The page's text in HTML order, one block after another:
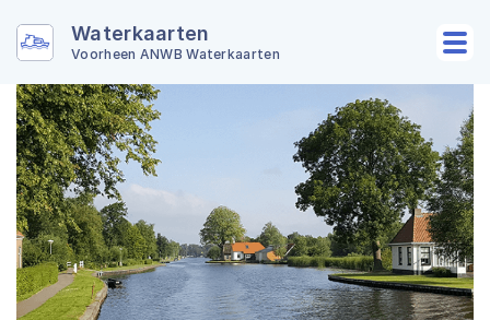
Waterkaarten
Voorheen ANWB Waterkaarten